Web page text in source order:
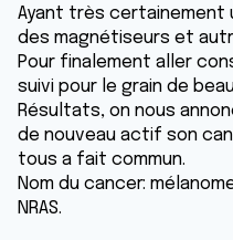
Ayant très certainement
des magnétiseurs et
Pour finalement aller
suivi pour le grain de
Résultats, on nous
de nouveau actif son
tous a fait commun.
Nom du cancer:
NRAS.